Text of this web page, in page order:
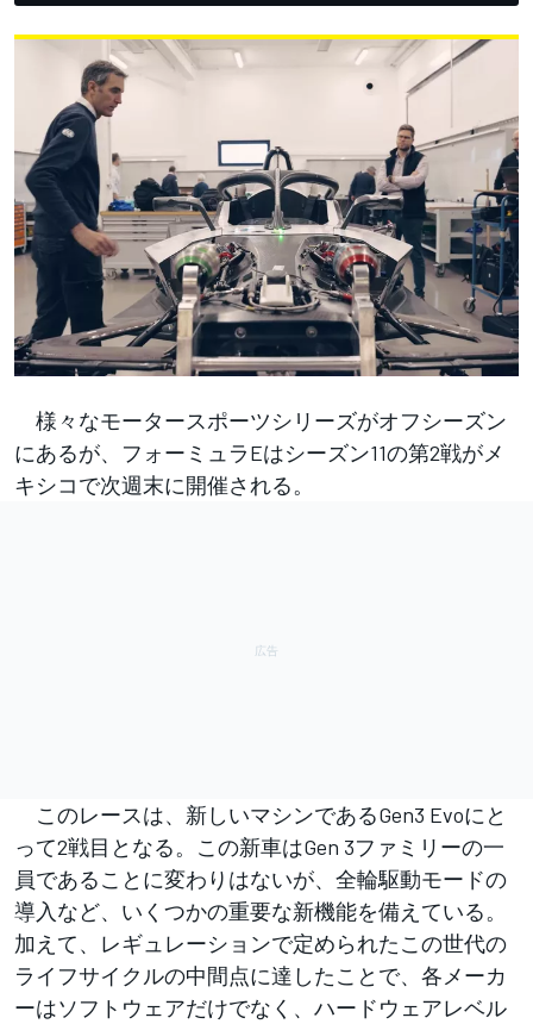
様々なモータースポーツシリーズがオフシーズン
にあるが、フォーミュラEはシーズン11の第2戦がメ
キシコで次週末に開催される。
このレースは、新しいマシンであるGen3 Evoにと
って2戦目となる。この新車はGen 3ファミリーの一
員であることに変わりはないが、全輪駆動モードの
導入など、いくつかの重要な新機能を備えている。
加えて、レギュレーションで定められたこの世代の
ライフサイクルの中間点に達したことで、各メーカ
ーはソフトウェアだけでなく、ハードウェアレベル